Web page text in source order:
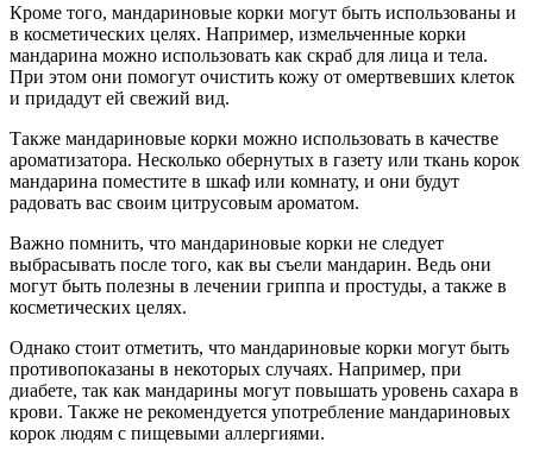
Кроме того, мандариновые корки могут быть использованы и
в косметических целях. Например, измельченные корки
мандарина можно использовать как скраб для лица и тела.
При этом они помогут очистить кожу от омертвевших клеток
и придадут ей свежий вид.
Также мандариновые корки можно использовать в качестве
ароматизатора. Несколько обернутых в газету или ткань корок
мандарина поместите в шкаф или комнату, и они будут
радовать вас своим цитрусовым ароматом.
Важно помнить, что мандариновые корки не следует
выбрасывать после того, как вы съели мандарин. Ведь они
могут быть полезны в лечении гриппа и простуды, а также в
косметических целях.
Однако стоит отметить, что мандариновые корки могут быть
противопоказаны в некоторых случаях. Например, при
диабете, так как мандарины могут повышать уровень сахара в
крови. Также не рекомендуется употребление мандариновых
корок людям с пищевыми аллергиями.